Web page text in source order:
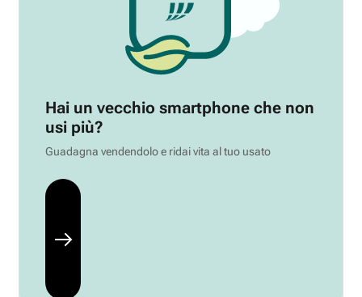
Hai un vecchio smartphone che non
usi più?
Guadagna vendendolo e ridai vita al tuo usato